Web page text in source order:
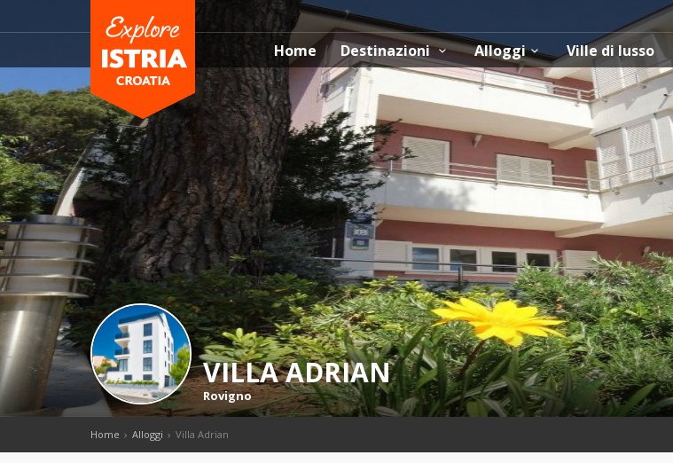
Home Destinazioni Alloggi Ville di lusso
VILLA ADRIAN
Rovigno
Home Alloggi Villa Adrian